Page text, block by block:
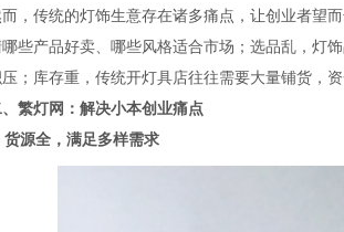
传统的灯饰生意存在诸多痛点，让创业者望而
些产品好卖、哪些风格适合市场；选品乱，灯
压；库存重，传统开灯具店往往需要大量铺货，
灯网：解决小本创业痛点
全，满足多样需求